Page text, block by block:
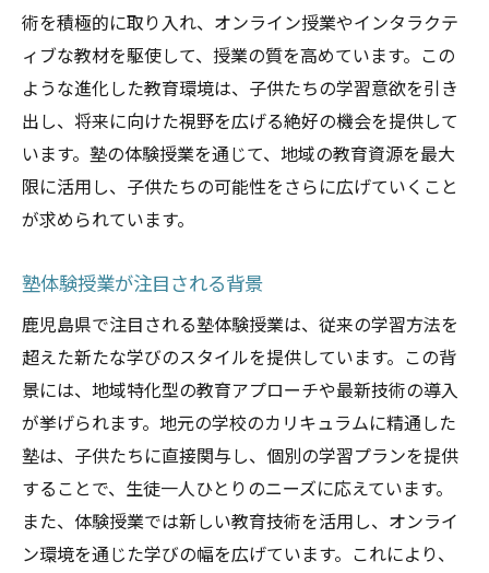
術を積極的に取り入れ、オンライン授業やインタラクテ
ィブな教材を駆使して、授業の質を高めています。この
ような進化した教育環境は、子供たちの学習意欲を引き
出し、将来に向けた視野を広げる絶好の機会を提供して
います。塾の体験授業を通じて、地域の教育資源を最大
限に活用し、子供たちの可能性をさらに広げていくこと
が求められています。
塾体験授業が注目される背景
鹿児島県で注目される塾体験授業は、従来の学習方法を
超えた新たな学びのスタイルを提供しています。この背
景には、地域特化型の教育アプローチや最新技術の導入
が挙げられます。地元の学校のカリキュラムに精通した
塾は、子供たちに直接関与し、個別の学習プランを提供
することで、生徒一人ひとりのニーズに応えています。
また、体験授業では新しい教育技術を活用し、オンライ
ン環境を通じた学びの幅を広げています。これにより、